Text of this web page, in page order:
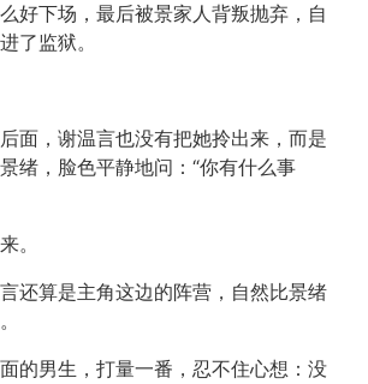
好下场，最后被景家人背叛抛弃，自
了监狱。
面，谢温言也没有把她拎出来，而是
绪，脸色平静地问：“你有什么事
。
还算是主角这边的阵营，自然比景绪
的男生，打量一番，忍不住心想：没